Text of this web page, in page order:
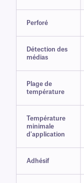
Perforé
Détection des
médias
Plage de
température
Température
minimale
d'application
Adhésif